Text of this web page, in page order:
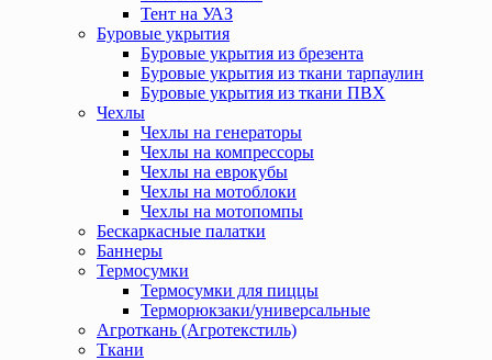
Тент на УАЗ
Буровые укрытия
Буровые укрытия из брезента
Буровые укрытия из ткани тарпаулин
Буровые укрытия из ткани ПВХ
Чехлы
Чехлы на генераторы
Чехлы на компрессоры
Чехлы на еврокубы
Чехлы на мотоблоки
Чехлы на мотопомпы
Бескаркасные палатки
Баннеры
Термосумки
Термосумки для пиццы
Терморюкзаки/универсальные
Агроткань (Агротекстиль)
Ткани